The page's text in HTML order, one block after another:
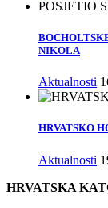
NIKOLA
Aktualnosti
HRVATSKO
Aktualnosti
HRVATSKA